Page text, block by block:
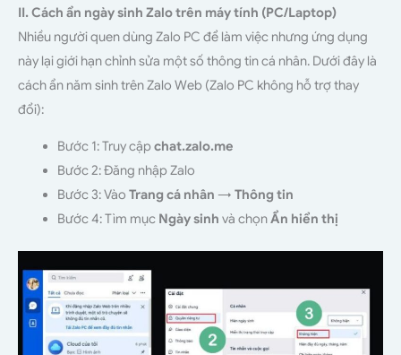
II. Cách ẩn ngày sinh Zalo trên máy tính (PC/Laptop)
Nhiều người quen dùng Zalo PC để làm việc nhưng ứng dụng
này lại giới hạn chỉnh sửa một số thông tin cá nhân. Dưới đây là
cách ẩn năm sinh trên Zalo Web (Zalo PC không hỗ trợ thay
đổi):
Bước 1: Truy cập chat.zalo.me
Bước 2: Đăng nhập Zalo
Bước 3: Vào Trang cá nhân → Thông tin
Bước 4: Tìm mục Ngày sinh và chọnẨn hiển thị